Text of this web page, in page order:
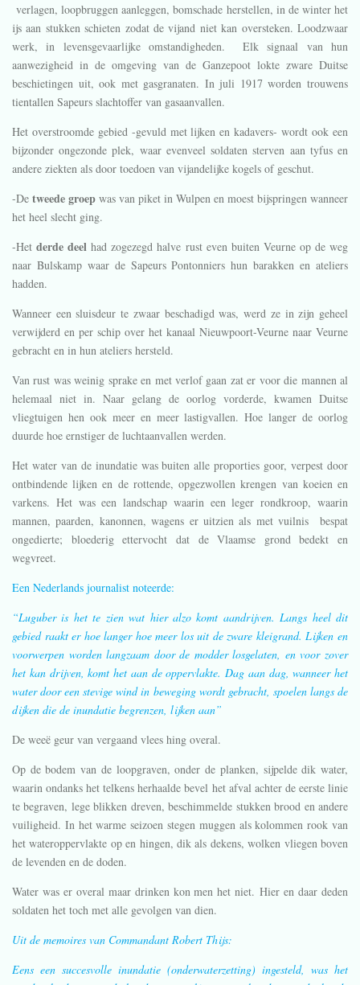
verlagen, loopbruggen aanleggen, bomschade herstellen, in de winter het
ijs aan stukken schieten zodat de vijand niet kan oversteken. Loodzwaar
werk, in levensgevaarlijke omstandigheden. Elk signaal van hun
aanwezigheid in de omgeving van de Ganzepoot lokte zware Duitse
beschietingen uit, ook met gasgranaten. In juli 1917 worden trouwens
tientallen Sapeurs slachtoffer van gasaanvallen.
Het overstroomde gebied -gevuld met lijken en kadavers- wordt ook een
bijzonder ongezonde plek, waar evenveel soldaten sterven aan tyfus en
andere ziekten als door toedoen van vijandelijke kogels of geschut.
-De tweedegroep was van piket in Wulpen en moest bijspringen wanneer
het heel slecht ging.
-Het derde deel had zogezegd halve rust even buiten Veurne op de weg
naar Bulskamp waar de Sapeurs Pontonniers hun barakken en ateliers
hadden.
Wanneer een sluisdeur te zwaar beschadigd was, werd ze in zijn geheel
verwijderd en per schip over het kanaal Nieuwpoort-Veurne naar Veurne
gebracht en in hun ateliers hersteld.
Van rust was weinig sprake en met verlof gaan zat er voor die mannen al
helemaal niet in. Naar gelang de oorlog vorderde, kwamen Duitse
vliegtuigen hen ook meer en meer lastigvallen. Hoe langer de oorlog
duurde hoe ernstiger de luchtaanvallen werden.
Het water van de inundatie was buiten alle proporties goor, verpest door
ontbindende lijken en de rottende, opgezwollen krengen van koeien en
varkens. Het was een landschap waarin een leger rondkroop, waarin
mannen, paarden, kanonnen, wagens er uitzien als met vuilnis bespat
ongedierte; bloederig ettervocht dat de Vlaamse grond bedekt en
wegvreet.
Een Nederlands journalist noteerde:
“Luguber is het te zien wat hier alzo komt aandrijven. Langs heel dit
gebied raakt er hoe langer hoe meer los uit de zware kleigrand. Lijken en
voorwerpen worden langzaam door de modder losgelaten, en voor zover
het kan drijven, komt het aan de oppervlakte. Dag aan dag, wanneer het
water door een stevige wind in beweging wordt gebracht, spoelen langs de
dijken die de inundatie begrenzen, lijken aan”
De weeë geur van vergaand vlees hing overal.
Op de bodem van de loopgraven, onder de planken, sijpelde dik water,
waarin ondanks het telkens herhaalde bevel het afval achter de eerste linie
te begraven, lege blikken dreven, beschimmelde stukken brood en andere
vuiligheid. In het warme seizoen stegen muggen als kolommen rook van
het wateroppervlakte op en hingen, dik als dekens, wolken vliegen boven
de levenden en de doden.
Water was er overal maar drinken kon men het niet. Hier en daar deden
soldaten het toch met alle gevolgen van dien.
Uit de memoires van Commandant Robert Thijs:
Eens een succesvolle inundatie (onderwaterzetting) ingesteld, was het